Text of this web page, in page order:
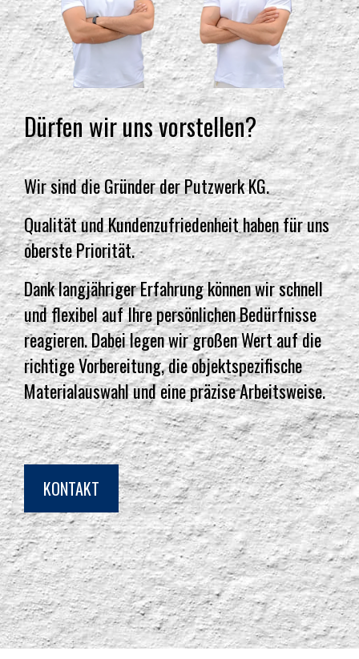
Dürfen wir uns vorstellen?
Wir sind die Gründer der Putzwerk KG.
Qualität und Kundenzufriedenheit haben für uns
oberste Priorität.
Dank langjähriger Erfahrung können wir schnell
und flexibel auf Ihre persönlichen Bedürfnisse
reagieren. Dabei legen wir großen Wert auf die
richtige Vorbereitung, die objektspezifische
Materialauswahl und eine präzise Arbeitsweise.
KONTAKT